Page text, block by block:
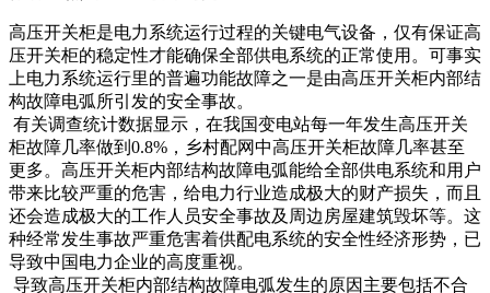
高压开关柜是电力系统运行过程的关键电气设备，仅有保证高
压开关柜的稳定性才能确保全部供电系统的正常使用。可事实
上电力系统运行里的普遍功能故障之一是由高压开关柜内部结
构故障电弧所引发的安全事故。
有关调查统计数据显示，在我国变电站每一年发生高压开关
柜故障几率做到0.8%，乡村配网中高压开关柜故障几率甚至
更多。高压开关柜内部结构故障电弧能给全部供电系统和用户
带来比较严重的危害，给电力行业造成极大的财产损失，而且
还会造成极大的工作人员安全事故及周边房屋建筑毁坏等。这
种经常发生事故严重危害着供配电系统的安全性经济形势，已
导致中国电力企业的高度重视。
导致高压开关柜内部结构故障电弧发生的原因主要包括不合